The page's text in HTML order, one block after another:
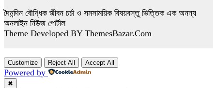
দৈনন্দিন বৌদ্ধিক জীবন চর্চা ও সমসাময়িক বিষয়বস্তু ভিত্তিক এক অনন্য
অনলাইন নিউজ পোর্টাল
Theme Developed BY ThemesBazar.Com
Customize Reject All Accept All
Powered by
✖